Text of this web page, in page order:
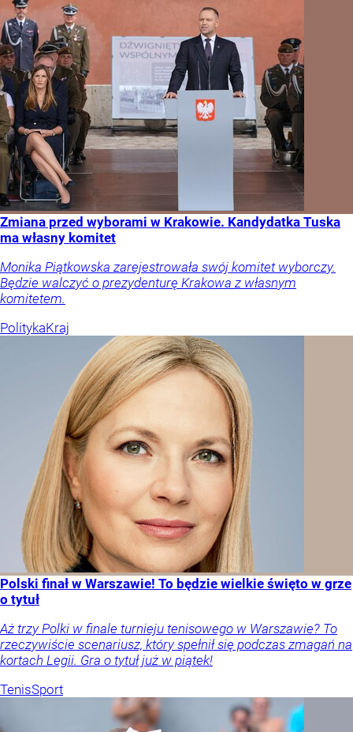
Zmiana przed wyborami w Krakowie. Kandydatka Tuska
ma własny komitet
Monika Piątkowska zarejestrowała swój komitet wyborczy.
Będzie walczyć o prezydenturę Krakowa z własnym
komitetem.
PolitykaKraj
Polski finał w Warszawie! To będzie wielkie święto w grze
o tytuł
Aż trzy Polki w finale turnieju tenisowego w Warszawie? To
rzeczywiście scenariusz, który spełnił się podczas zmagań na
kortach Legii. Gra o tytuł już w piątek!
TenisSport